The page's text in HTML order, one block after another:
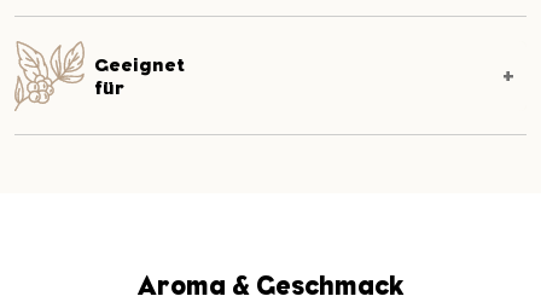
Geeignet
für
Aroma & Geschmack